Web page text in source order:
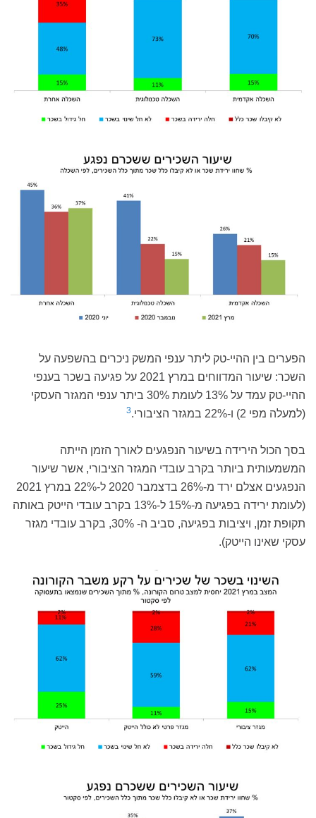
הפערים בין ההיי-טק ליתר ענפי המשק ניכרים בהשפעה על
השכר: שיעור המדווחים במרץ 2021 על פגיעה בשכר בענפי
ההיי-טק עמד על 13% לעומת 30% ביתר ענפי המגזר העסקי
(למעלה מפי 2) ו-22% במגזר הציבורי.
3
בסך הכול הירידה בשיעור הנפגעים לאורך הזמן הייתה
המשמעותית ביותר בקרב עובדי המגזר הציבורי, אשר שיעור
הנפגעים אצלם ירד מ-26% בדצמבר 2020 ל-22% במרץ 2021
(לעומת ירידה בפגיעה מ-15% ל-13% בקרב עובדי הייטק באותה
תקופת זמן, ויציבות בפגיעה, סביב ה- 30%, בקרב עובדי מגזר
עסקי שאינו הייטק).